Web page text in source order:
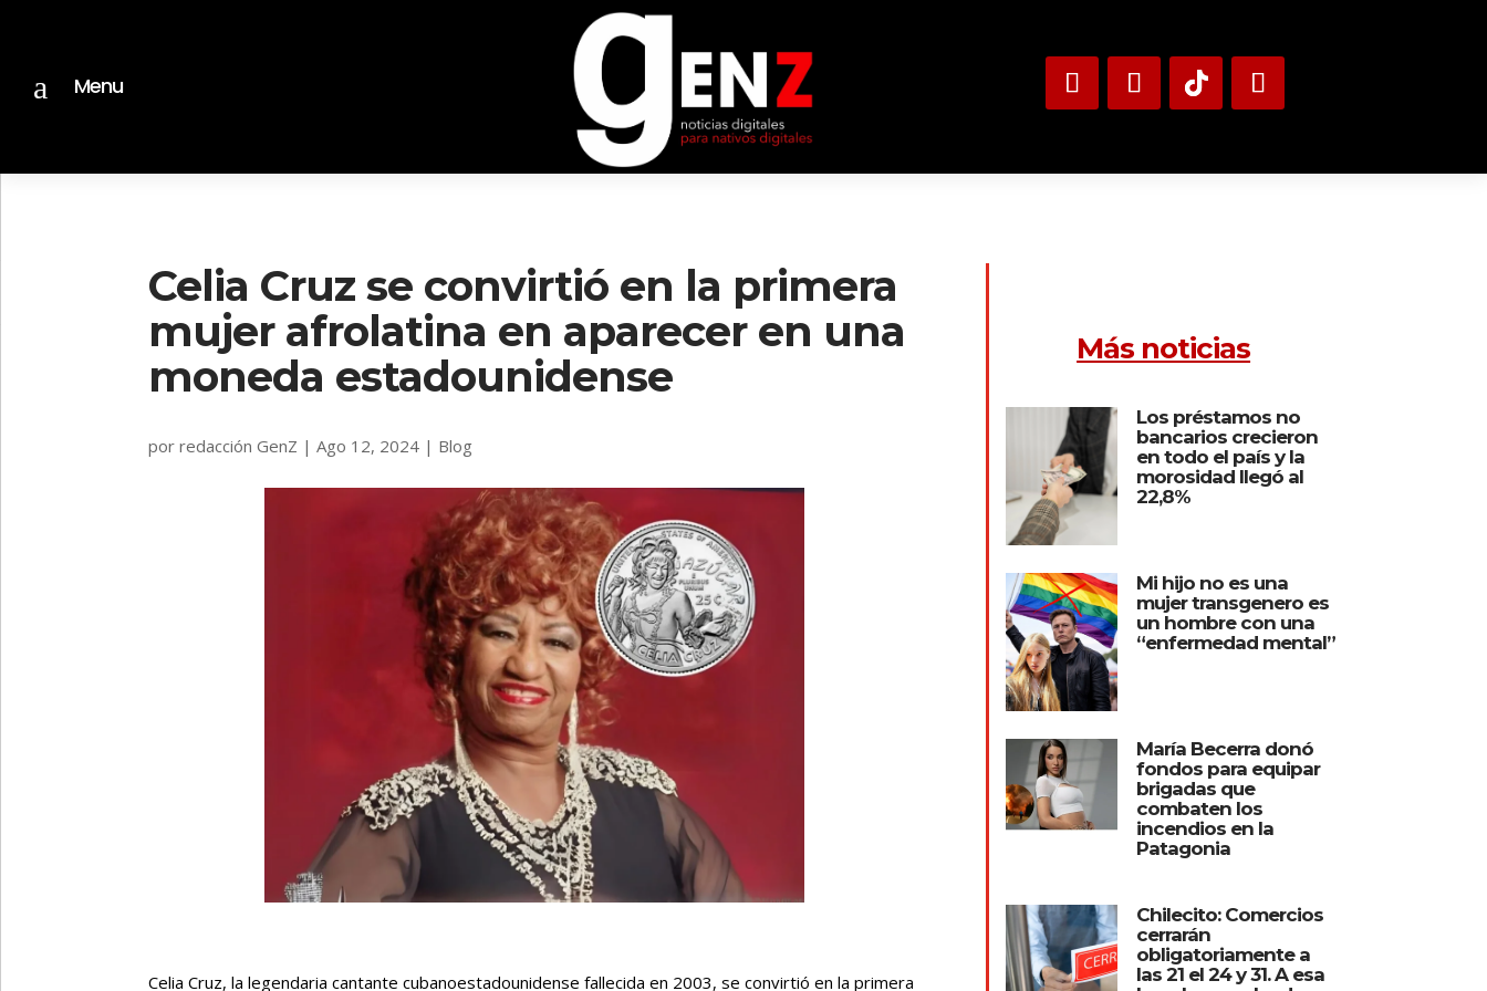
a Menu
Celia Cruz se convirtió en la primera
mujer afrolatina en aparecer en una
moneda estadounidense
porredacción GenZ |Ago 12, 2024 | Blog
Celia Cruz, la legendaria cantante cubanoestadounidense fallecida en 2003, se convirtió en la primera
Más noticias
Los préstamos no
bancarios crecieron
en todo el país y la
morosidad llegó al
22,8%
Mi hijo no es una
mujer transgenero es
un hombre con una
“enfermedad mental”
María Becerra donó
fondos para equipar
brigadas que
combaten los
incendios en la
Patagonia
Chilecito: Comercios
cerrarán
obligatoriamente a
las 21 el 24 y 31. A esa